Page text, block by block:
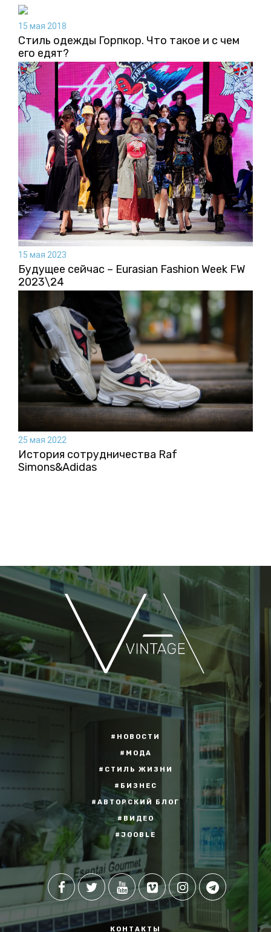
15 мая 2018
Стиль одежды Горпкор. Что такое и с чем
его едят?
15 мая 2023
Будущее сейчас – Eurasian Fashion Week FW
2023\24
25 мая 2022
История сотрудничества Raf
Simons&Аdidas
#НОВОСТИ
#МОДА
#СТИЛЬ ЖИЗНИ
#БИЗНЕС
#АВТОРСКИЙ БЛОГ
#ВИДЕО
#JOOBLE
КОНТАКТЫ